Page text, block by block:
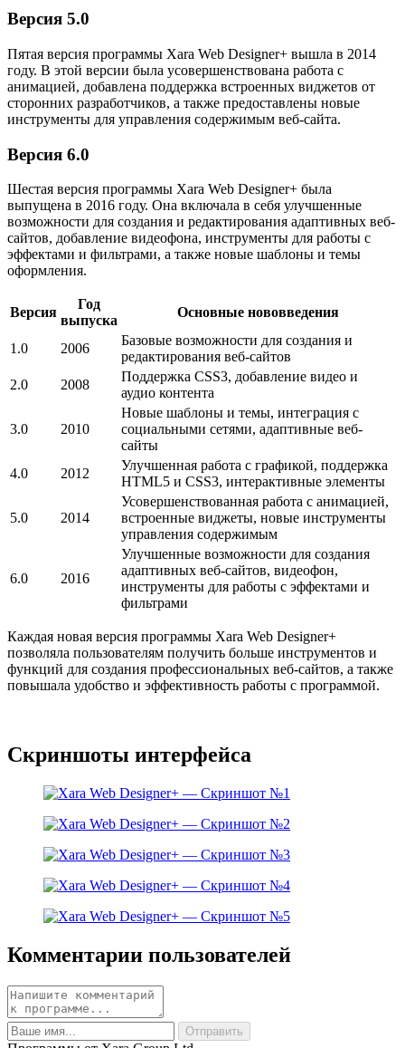
Версия 5.0
Пятая версия программы Xara Web Designer+ вышла в 2014
году. В этой версии была усовершенствована работа с
анимацией, добавлена поддержка встроенных виджетов от
сторонних разработчиков, а также предоставлены новые
инструменты для управления содержимым веб-сайта.
Версия 6.0
Шестая версия программы Xara Web Designer+ была
выпущена в 2016 году. Она включала в себя улучшенные
возможности для создания и редактирования адаптивных веб-
сайтов, добавление видеофона, инструменты для работы с
эффектами и фильтрами, а также новые шаблоны и темы
оформления.
Версия
Год
выпуска
Основные нововведения
1.0 2006
Базовые возможности для создания и
редактирования веб-сайтов
2.0
2008
Поддержка CSS3, добавление видео и
аудио контента
3.0 2010
Новые шаблоны и темы, интеграция с
социальными сетями, адаптивные веб-
сайты
4.0
2012
Улучшенная работа с графикой, поддержка
HTML5 и CSS3, интерактивные элементы
5.0 2014
Усовершенствованная работа с анимацией,
встроенные виджеты, новые инструменты
управления содержимым
6.0 2016
Улучшенные возможности для создания
адаптивных веб-сайтов, видеофон,
инструменты для работы с эффектами и
фильтрами
Каждая новая версия программы Xara Web Designer+
позволяла пользователям получить больше инструментов и
функций для создания профессиональных веб-сайтов, а также
повышала удобство и эффективность работы с программой.
Скриншоты интерфейса
Комментарии пользователей